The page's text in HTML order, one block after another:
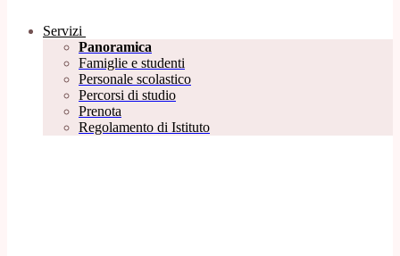
Servizi
Panoramica
Famiglie e studenti
Personale scolastico
Percorsi di studio
Prenota
Regolamento di Istituto